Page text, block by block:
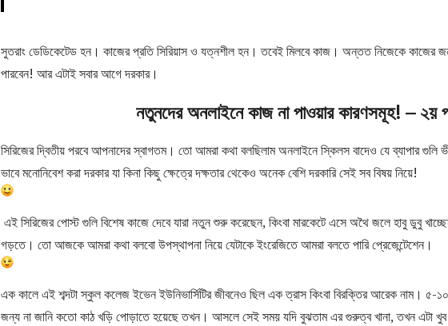
সুতরাং ডেডিকেটেড হন। কাজের প্রতি সিরিয়াস ও যত্নশীল হন। তবেই মিলবে কাজ। অন্তত নিজেকে
পারবেন! আর এটাই সবার আগে দরকার।
নতুনদের অনলাইনে কাজ না পাওয়ার কারণসমূহ! – ২য়
সিরিজের দ্বিতীয় পরবে আপনাদের স্বাগতম। তো আমরা কথা বলছিলাম অনলাইনে স্কিলস বাদেও যে ব্যাপার গুলি
ভাবে মনোনিবেশ করা দরকার যা কিনা কিছু ক্ষেত্রে দক্ষতার থেকেও অনেক বেশি দরকারি সেই সব বিষয় নিয়ে!
এই সিরিজের পোস্ট গুলি বিশেষ কাজে দেবে যারা নতুন শুরু করেছেন, কিংবা মারকেটে এসে অথৈ জলে হাবু ডুবু
গড়তে। তো আজকে আমরা কথা বলবো উপস্থাপনা নিয়ে যেটাকে ইংরেজিতে আমরা বলতে পারি প্রেজেন্টেশেন।
এক কালে এই শব্দটা স্কুল কলেজ ইভেন ইউনিভার্সিটির জীবনেও ছিল এক ত্রাস কিংবা বিরক্তির আরেক নাম। ৫-১০
জন্য না জানি কতো কাঠ খড়ি পোড়াতে হয়েছে তখন। আসলে সেই সময় যদি বুঝতাম এর গুরুত্ব খানা, তখন এটা খুব